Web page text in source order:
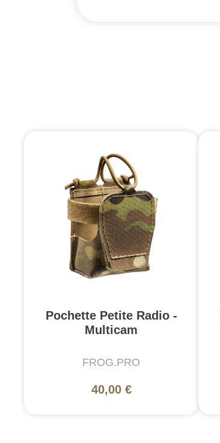
Pochette Petite Radio -
Multicam
FROG.PRO
40,00 €